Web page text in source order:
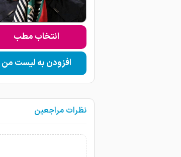
انتخاب مطب
افزودن به لیست من
نظرات مراجعین